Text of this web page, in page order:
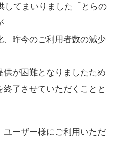
してまいりました「とらの
、昨今のご利用者数の減少
が困難となりましたため
了させていただくことと
ーザー様にご利用いただ